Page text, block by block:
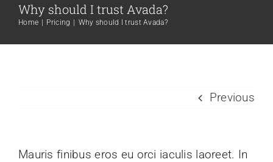
O NAMA
Why should I trust Avada?
Home Pricing Why should I trust Avada?
Previous
Mauris finibus eros eu orci iaculis laoreet. In